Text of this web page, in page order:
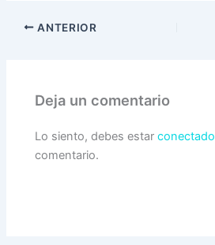
ANTERIOR
Deja un comentario
Lo siento, debes estarconectado
comentario.